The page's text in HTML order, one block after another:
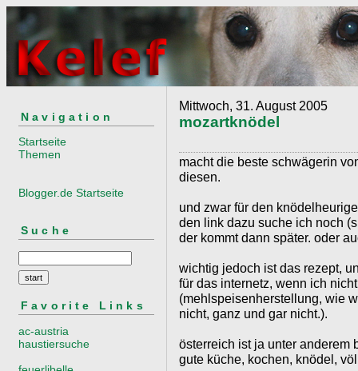
Navigation
Startseite
Themen
Blogger.de Startseite
Suche
Favorite Links
ac-austria
haustiersuche
Mittwoch, 31. August 2005
mozartknödel
macht die beste schwägerin
diesen.
und zwar für den
den link dazu suche ich noch
der kommt dann später. oder
wichtig jedoch ist das rezept,
für das internetz, wenn ich
(mehlspeisenherstellung, wie
nicht, ganz und gar nicht.).
österreich ist ja unter anderem
gute küche, kochen, knödel,